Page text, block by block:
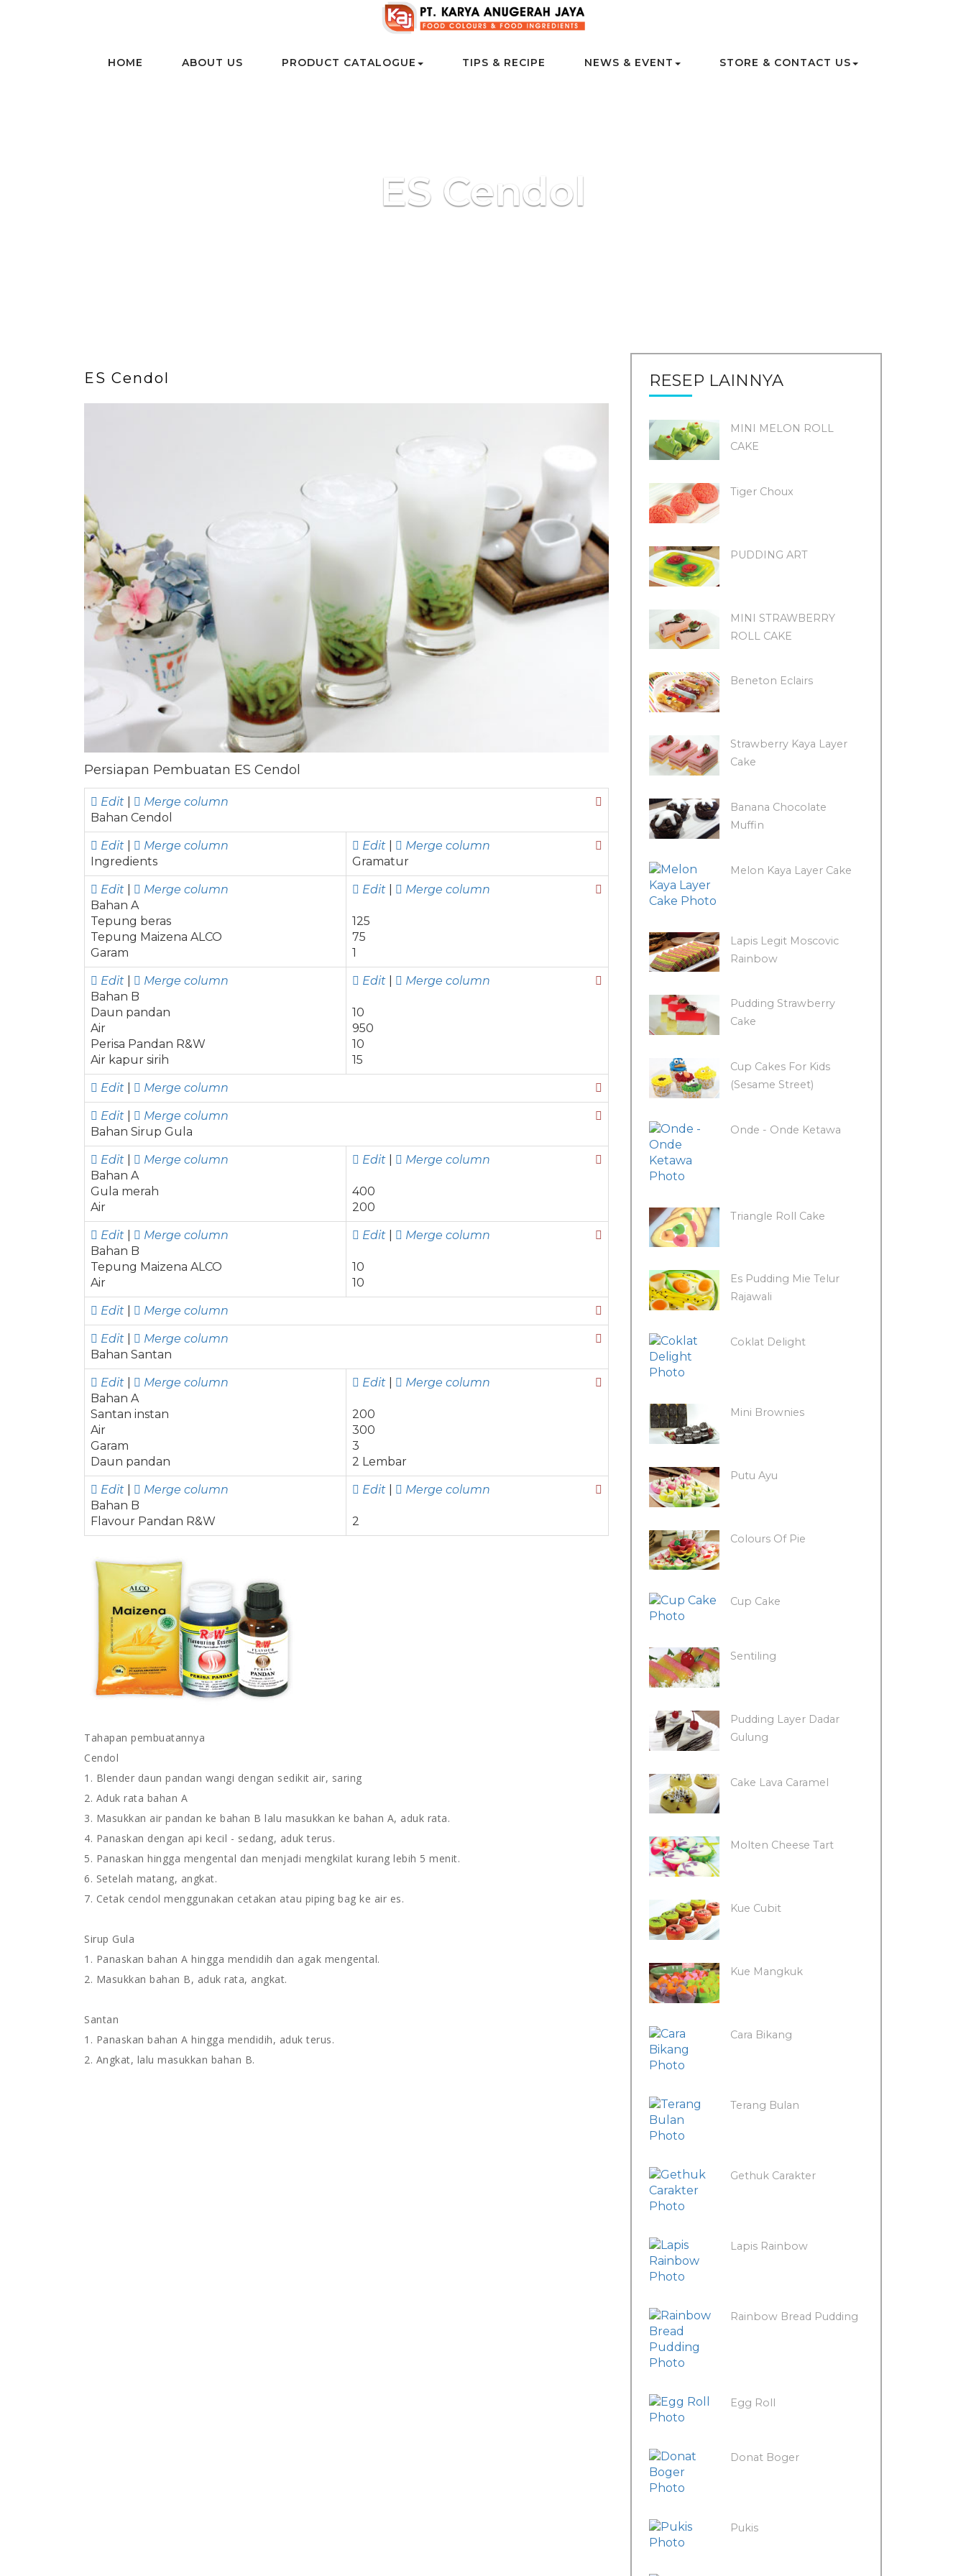
HOME ABOUT US PRODUCT CATALOGUE TIPS & RECIPE NEWS & EVENT STORE & CONTACT US
ES Cendol
ES Cendol
Persiapan Pembuatan ES Cendol
Edit
Merge column
Bahan Cendol
Edit
Merge column
Ingredients
Edit
Merge column
Gramatur
Edit
Merge column
Bahan A
Tepung beras
Tepung Maizena ALCO
Garam
Edit Merge column
125
75
1
Edit
Merge column
Bahan B
Daun pandan
Air
Perisa Pandan R&W
Air kapur sirih
Edit Merge column
10
950
10
15
Edit Merge column
Edit
Merge column
Bahan Sirup Gula
Edit
Merge column
Bahan A
Gula merah
Air
Edit Merge column
400
200
Edit
Merge column
Bahan B
Tepung Maizena ALCO
Air
Edit Merge column
10
10
Edit Merge column
Edit
Merge column
Bahan Santan
Edit
Merge column
Bahan A
Santan instan
Air
Garam
Daun pandan
Edit Merge column
200
300
3
2 Lembar
Edit
Merge column
Bahan B
Flavour Pandan R&W
Edit Merge column
2
Tahapan pembuatannya
Cendol
1. Blender daun pandan wangi dengan sedikit air, saring
2. Aduk rata bahan A
3. Masukkan air pandan ke bahan B lalu masukkan ke bahan A, aduk rata.
4. Panaskan dengan api kecil - sedang, aduk terus.
5. Panaskan hingga mengental dan menjadi mengkilat kurang lebih 5 menit.
6. Setelah matang, angkat.
7. Cetak cendol menggunakan cetakan atau piping bag ke air es.
Sirup Gula
1. Panaskan bahan A hingga mendidih dan agak mengental.
2. Masukkan bahan B, aduk rata, angkat.
Santan
1. Panaskan bahan A hingga mendidih, aduk terus.
2. Angkat, lalu masukkan bahan B.
RESEP LAINNYA
MINI MELON ROLL
CAKE
Tiger Choux
PUDDING ART
MINI STRAWBERRY
ROLL CAKE
Beneton Eclairs
Strawberry Kaya Layer
Cake
Banana Chocolate
Muffin
Melon Kaya Layer Cake
Lapis Legit Moscovic
Rainbow
Pudding Strawberry
Cake
Cup Cakes For Kids
(Sesame Street)
Onde - Onde Ketawa
Triangle Roll Cake
Es Pudding Mie Telur
Rajawali
Coklat Delight
Mini Brownies
Putu Ayu
Colours Of Pie
Cup Cake
Sentiling
Pudding Layer Dadar
Gulung
Cake Lava Caramel
Molten Cheese Tart
Kue Cubit
Kue Mangkuk
Cara Bikang
Terang Bulan
Gethuk Carakter
Lapis Rainbow
Rainbow Bread Pudding
Egg Roll
Donat Boger
Pukis